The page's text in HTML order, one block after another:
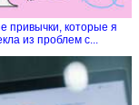
привычки, которые я
из проблем с...